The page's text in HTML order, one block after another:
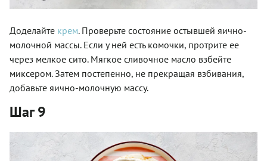
Доделайте крем. Проверьте состояние остывшей яично-
молочной массы. Если у ней есть комочки, протрите ее
через мелкое сито. Мягкое сливочное масло взбейте
миксером. Затем постепенно, не прекращая взбивания,
добавьте яично-молочную массу.
Шаг 9